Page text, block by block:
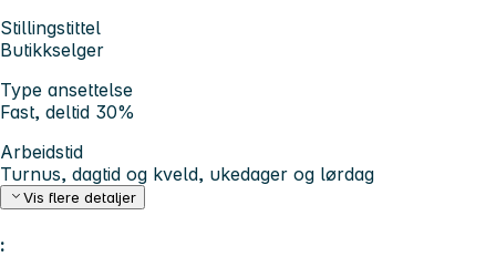
Stillingstittel
Butikkselger
Type ansettelse
Fast, deltid 30%
Arbeidstid
Turnus, dagtid og kveld, ukedager og lørdag
Vis flere detaljer
: